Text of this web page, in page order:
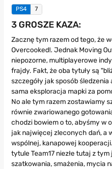
PS4 7
3 GROSZE KAZA:
Zacznę tym razem od tego, że
Overcooked!. Jednak Moving
niepozorne, multiplayerowe
frajdy. Fakt, że oba tytuły są
szczegóły jak sposób
sama eksploracja mapki za
No ale tym razem zostawiamy
równie zwariowanego
chodzi bowiem o to, abyśmy w
jak najwięcej zleconych dań, a
wspólnej, kanapowej
tytule Team17 niezłe tutaj z
szatkowania, smażenia, mycia